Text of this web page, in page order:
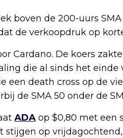
boven de 200-uurs
de verkoopdruk op
Cardano. De koers
die al sinds het einde
een death cross op de
de SMA 50 onder de
ADA op $0,80 met een
stijgen op